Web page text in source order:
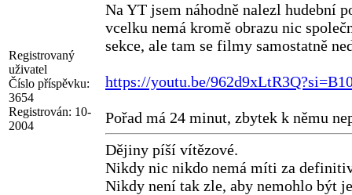
Registrovaný
uživatel
Číslo příspěvku:
3654
Registrován: 10-
2004
Na YT jsem náhodně nalezl hudební
vcelku nemá kromě obrazu nic
sekce, ale tam se filmy samostatně
https://youtu.be/
Pořad má 24 minut, zbytek k němu
Dějiny píší vítězové.
Nikdy nic nikdo nemá míti za
Nikdy není tak zle, aby nemohlo být